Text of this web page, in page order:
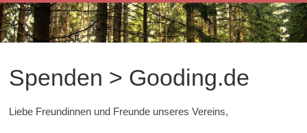
Spenden > Gooding.de
Liebe Freundinnen und Freunde unseres Vereins,